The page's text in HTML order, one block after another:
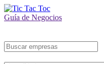
Guía de Negocios